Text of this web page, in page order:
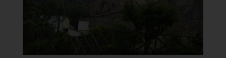
Clicca per ingrandire